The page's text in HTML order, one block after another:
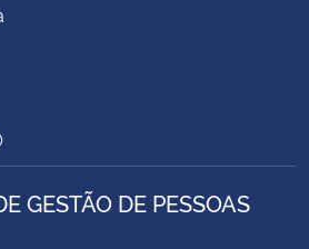
GESTÃO DE PESSOAS